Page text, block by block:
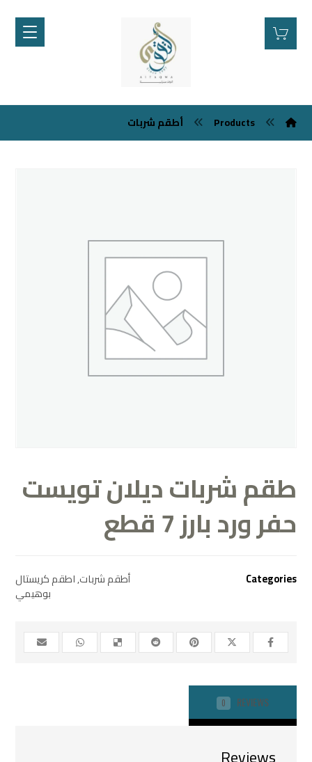
Products أطقم شربات
طقم شربات ديلان تويست
حفر ورد بارز 7 قطع
Categories أطقم شربات,اطقم كريستال
بوهيمي
REVIEWS
0